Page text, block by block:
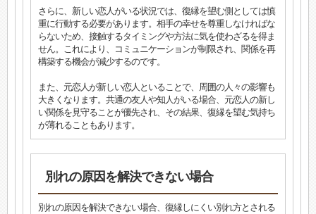
さらに、新しい恋人がいる状況では、復縁を望む側としては慎
重に行動する必要があります。相手の幸せを尊重しなければな
らないため、接触するタイミングや方法に気を使わざるを得ま
せん。これにより、コミュニケーションが制限され、関係を再
構築する機会が減少するのです。
また、元恋人が新しい恋人といることで、周囲の人々の影響も
大きくなります。共通の友人や知人がいる場合、元恋人の新し
い関係を見守ることが優先され、その結果、復縁を望む気持ち
が薄れることもあります。
別れの原因を解決できない場合
別れの原因を解決できない場合、復縁しにくい別れ方とされる